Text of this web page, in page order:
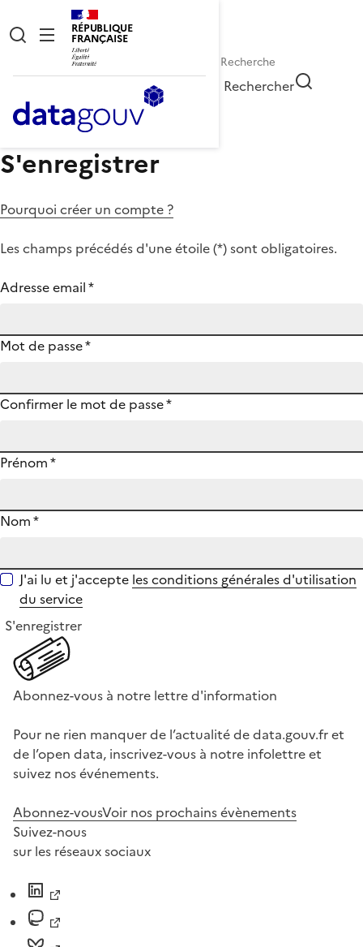
RÉPUBLIQUE
FRANÇAISE
Rechercher
S'enregistrer
Pourquoi créer un compte ?
Les champs précédés d'une étoile (*) sont obligatoires.
Adresse email*
Mot de passe*
Confirmer le mot de passe*
Prénom*
Nom*
J'ai lu et j'accepte les conditions générales d'utilisation
du service
S'enregistrer
Abonnez-vous à notre lettre d'information
Pour ne rien manquer de l’actualité de data.gouv.fr et
de l’open data, inscrivez-vous à notre infolettre et
suivez nos événements.
Abonnez-vousVoir nos prochains évènements
Suivez-nous
sur les réseaux sociaux